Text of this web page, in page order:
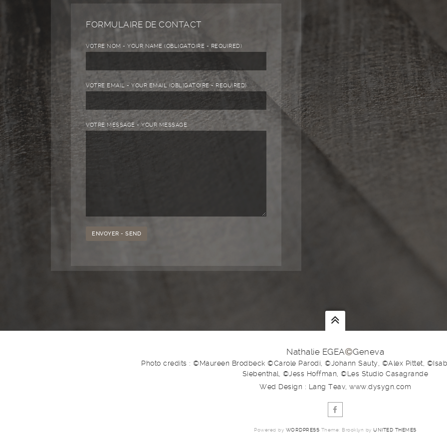
FORMULAIRE DE CONTACT
VOTRE NOM - YOUR NAME (OBLIGATOIRE - REQUIRED)
VOTRE EMAIL - YOUR EMAIL (OBLIGATOIRE - REQUIRED)
VOTRE MESSAGE - YOUR MESSAGE
Nathalie EGEA Geneva
Photo credits : ©Maureen Brodbeck ©Carole Parodi, ©Johann Sauty, ©Alex Pittet,
Siebenthal, ©Jess Hoffman, ©Les Studio Casagrande
Wed Design : Lang Teav, www.dysygn.com
Powered by WORDPRESS Theme: Brooklyn byUNITED THEMES